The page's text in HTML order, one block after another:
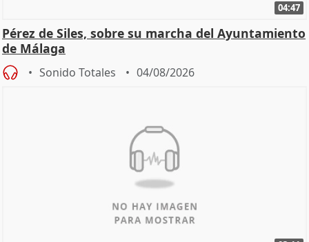
04:47
Pérez de Siles, sobre su marcha del Ayuntamiento
de Málaga
Sonido Totales 04/08/2026